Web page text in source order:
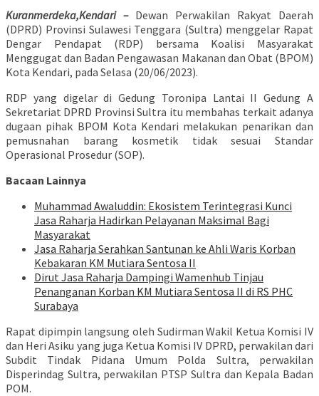
Kuranmerdeka,Kendari – Dewan Perwakilan Rakyat Daerah
(DPRD) Provinsi Sulawesi Tenggara (Sultra) menggelar Rapat
Dengar Pendapat (RDP) bersama Koalisi Masyarakat
Menggugat dan Badan Pengawasan Makanan dan Obat (BPOM)
Kota Kendari, pada Selasa (20/06/2023).
RDP yang digelar di Gedung Toronipa Lantai II Gedung A
Sekretariat DPRD Provinsi Sultra itu membahas terkait adanya
dugaan pihak BPOM Kota Kendari melakukan penarikan dan
pemusnahan barang kosmetik tidak sesuai Standar
Operasional Prosedur (SOP).
Bacaan Lainnya
Muhammad Awaluddin: Ekosistem Terintegrasi Kunci
Jasa Raharja Hadirkan Pelayanan Maksimal Bagi
Masyarakat
Jasa Raharja Serahkan Santunan ke Ahli Waris Korban
Kebakaran KM Mutiara Sentosa II
Dirut Jasa Raharja Dampingi Wamenhub Tinjau
Penanganan Korban KM Mutiara Sentosa II di RS PHC
Surabaya
Rapat dipimpin langsung oleh Sudirman Wakil Ketua Komisi IV
dan Heri Asiku yang juga Ketua Komisi IV DPRD, perwakilan dari
Subdit Tindak Pidana Umum Polda Sultra, perwakilan
Disperindag Sultra, perwakilan PTSP Sultra dan Kepala Badan
POM.